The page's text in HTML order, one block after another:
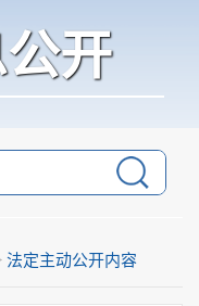
开
法定主动公开内容